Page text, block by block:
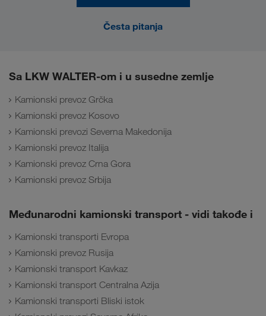
Česta pitanja
Sa LKW WALTER-om i u susedne zemlje
Kamionski prevoz Grčka
Kamionski prevoz Kosovo
Kamionski prevozi Severna Makedonija
Kamionski prevoz Italija
Kamionski prevoz Crna Gora
Kamionski prevoz Srbija
Međunarodni kamionski transport - vidi takođe i
Kamionski transporti Evropa
Kamionski prevoz Rusija
Kamionski transport Kavkaz
Kamionski transport Centralna Azija
Kamionski transporti Bliski istok